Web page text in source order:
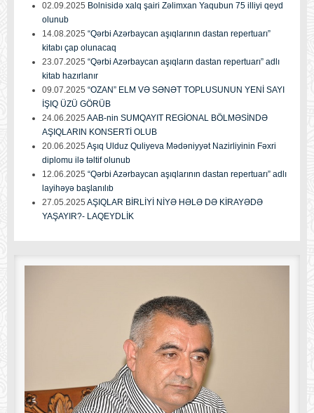
02.09.2025 Bolnisidə xalq şairi Zəlimxan Yaqubun 75 illiyi qeyd
olunub
14.08.2025 “Qərbi Azərbaycan aşıqlarının dastan repertuarı”
kitabı çap olunacaq
23.07.2025 “Qərbi Azərbaycan aşıqların dastan repertuarı” adlı
kitab hazırlanır
09.07.2025 “OZAN” ELM VƏ SƏNƏT TOPLUSUNUN YENİ SAYI
İŞIQ ÜZÜ GÖRÜB
24.06.2025 AAB-nin SUMQAYIT REGİONAL BÖLMƏSİNDƏ
AŞIQLARIN KONSERTİ OLUB
20.06.2025 Aşıq Ulduz Quliyeva Mədəniyyət Nazirliyinin Fəxri
diplomu ilə təltif olunub
12.06.2025 “Qərbi Azərbaycan aşıqlarının dastan repertuarı” adlı
layihəyə başlanılıb
27.05.2025 AŞIQLAR BİRLİYİ NİYƏ HƏLƏ DƏ KİRAYƏDƏ
YAŞAYIR?- LAQEYDLİK